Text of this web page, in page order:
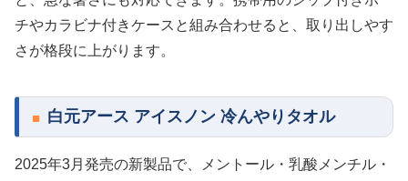
チやカラビナ付きケースと組み合わせると、取り出しやす
さが格段に上がります。
白元アース アイスノン 冷んやりタオル
2025年3月発売の新製品で、メントール・乳酸メンチル・